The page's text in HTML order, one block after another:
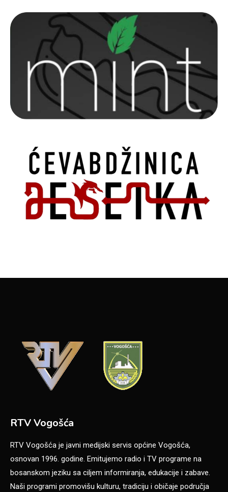
RTV Vogošća
RTV Vogošća je javni medijski servis općine Vogošća,
osnovan 1996. godine. Emitujemo radio i TV programe na
bosanskom jeziku sa ciljem informiranja, edukacije i zabave.
Naši programi promovišu kulturu, tradiciju i običaje područja